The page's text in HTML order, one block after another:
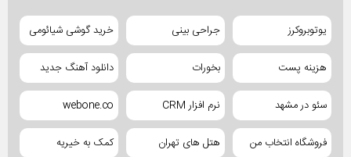
یوتوبروکرز جراحی بینی خرید گوشی شیائومی
هزینه پست بخورات دانلود آهنگ جدید
سئو در مشهد نرم افزار CRM webone.co
فروشگاه انتخاب من هتل های تهران کمک به خیریه